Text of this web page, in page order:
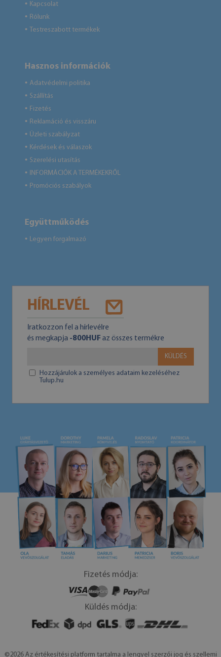
● Kapcsolat
● Rólunk
● Testreszabott termékek
Hasznos információk
● Adatvédelmi politika
● Szállítás
● Fizetés
● Reklamáció és visszáru
● Üzleti szabályzat
● Kérdések és válaszok
● Szerelési utasítás
● INFORMÁCIÓK A TERMÉKEKRŐL
● Promóciós szabályok
Együttműködés
● Legyen forgalmazó
HÍRLEVÉL
Iratkozzon fel a hírlevélre
és megkapja -800HUFaz összes termékre
KÜLDÉS
Hozzájárulok a személyes adataim kezeléséhez
Tulup.hu
Fizetés módja:
Küldés módja:
©2026 Az értékesítési platform tartalma a lengyel szerzői jog és szellemi